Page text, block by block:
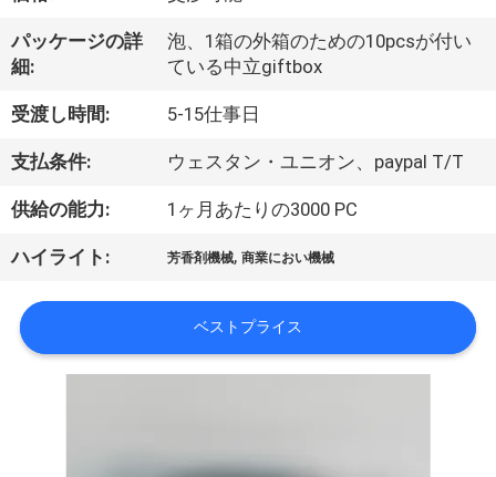
に
つ
い
て
工
場
旅
行
パッケージの詳
細:
泡、1箱の外箱のための10pcsが付い
ている中立giftbox
受渡し時間: 5-15仕事日
支払条件: ウェスタン・ユニオン、paypal T/T
供給の能力: 1ヶ月あたりの3000 PC
ハイライト: 芳香剤機械,商業におい機械
ベストプライス